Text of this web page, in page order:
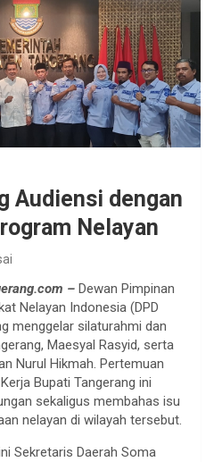
Audiensi dengan
Nelayan
– Dewan Pimpinan
Nelayan Indonesia (DPD
menggelar silaturahmi dan
Maesyal Rasyid, serta
Nurul Hikmah. Pertemuan
Bupati Tangerang ini
sekaligus membahas isu
nelayan di wilayah tersebut.
Sekretaris Daerah Soma